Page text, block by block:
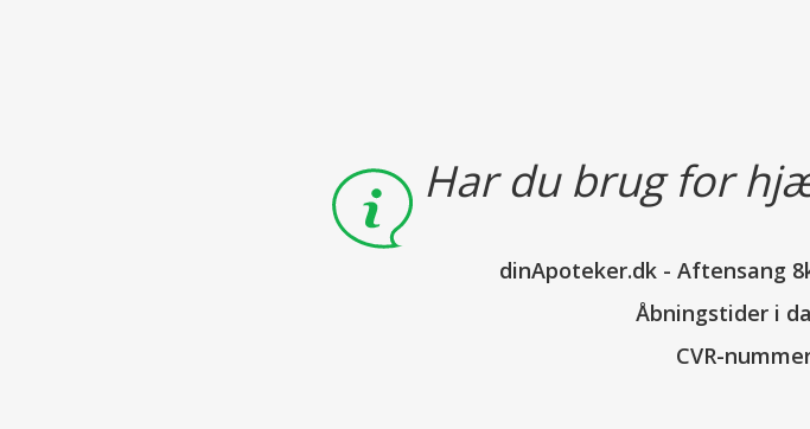
Har du brug for
dinApoteker.dk- Aftensang
Åbningstider i
CVR-